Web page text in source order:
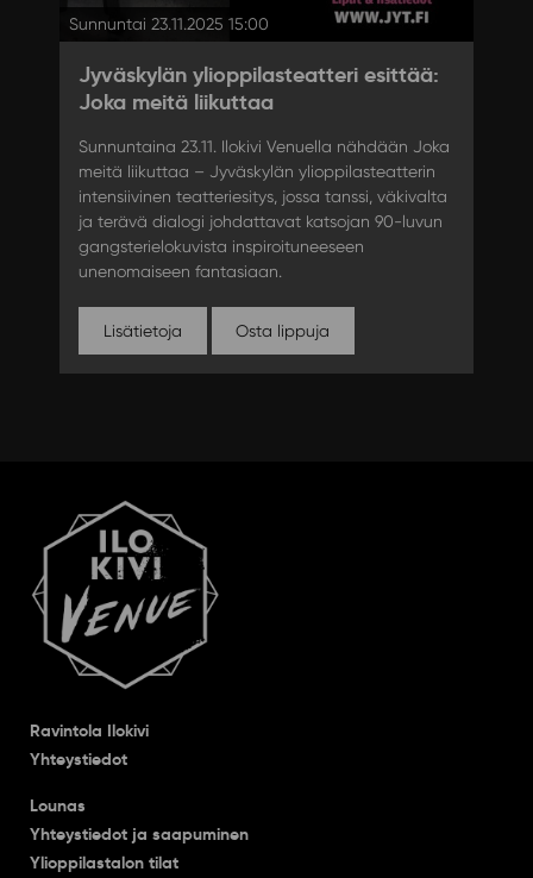
Sunnuntai 23.11.2025 15:00
Jyväskylän ylioppilasteatteri esittää:
Joka meitä liikuttaa
Sunnuntaina 23.11. Ilokivi Venuella nähdään Joka
meitä liikuttaa – Jyväskylän ylioppilasteatterin
intensiivinen teatteriesitys, jossa tanssi, väkivalta
ja terävä dialogi johdattavat katsojan 90-luvun
gangsterielokuvista inspiroituneeseen
unenomaiseen fantasiaan.
Lisätietoja Osta lippuja
Ravintola Ilokivi
Yhteystiedot
Lounas
Yhteystiedot ja saapuminen
Ylioppilastalon tilat